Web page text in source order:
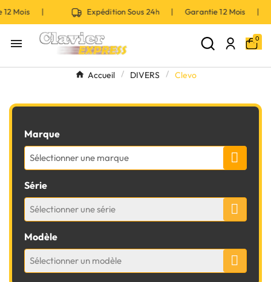
| Expédition Sous 24h | Garantie 12 Mois |
 0
Accueil DIVERS Clevo
Marque
Sélectionner une marque
Série
Sélectionner une série
Modèle
Sélectionner un modèle